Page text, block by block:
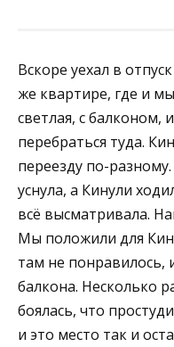
Вскоре уехал в
же квартире, где и
светлая, с
перебраться туда.
переезду по-
уснула, а Кинули
всё высматривала.
Мы положили для
там не понравилось,
балкона. Несколько
боялась, что
и это место так и